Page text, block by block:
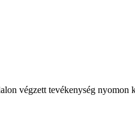
végzett tevékenység nyomon